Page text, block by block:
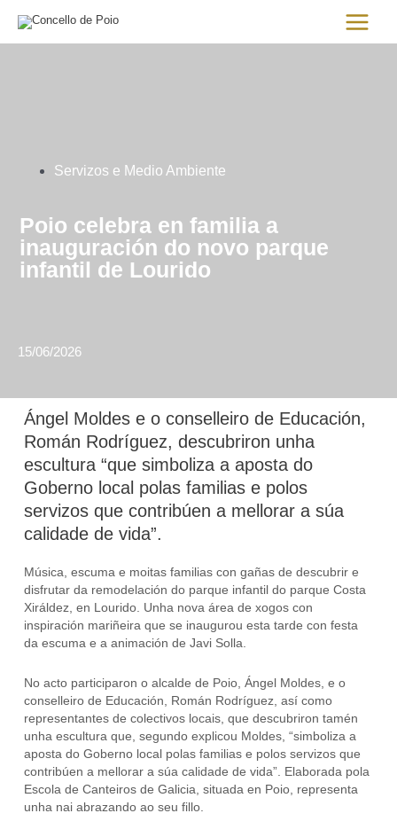
contenido
Main
Menu
Servizos e Medio Ambiente
Poio celebra en familia a
inauguración do novo parque
infantil de Lourido
15/06/2026
Ángel Moldes e o conselleiro de Educación,
Román Rodríguez, descubriron unha
escultura “que simboliza a aposta do
Goberno local polas familias e polos
servizos que contribúen a mellorar a súa
calidade de vida”.
Música, escuma e moitas familias con gañas de descubrir e
disfrutar da remodelación do parque infantil do parque Costa
Xiráldez, en Lourido. Unha nova área de xogos con
inspiración mariñeira que se inaugurou esta tarde con festa
da escuma e a animación de Javi Solla.
No acto participaron o alcalde de Poio, Ángel Moldes, e o
conselleiro de Educación, Román Rodríguez, así como
representantes de colectivos locais, que descubriron tamén
unha escultura que, segundo explicou Moldes, “simboliza a
aposta do Goberno local polas familias e polos servizos que
contribúen a mellorar a súa calidade de vida”. Elaborada pola
Escola de Canteiros de Galicia, situada en Poio, representa
unha nai abrazando ao seu fillo.